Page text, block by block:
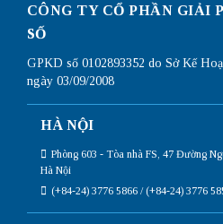
CÔNG TY CỔ PHẦN GIẢI
SỐ
GPKD số 0102893352 do Sở Kế
ngày 03/09/2008
HÀ NỘI
Phòng 603 - Tòa nhà FS, 47 Đường
Hà Nội
(+84-24) 3776 5866 / (+84-24) 3776